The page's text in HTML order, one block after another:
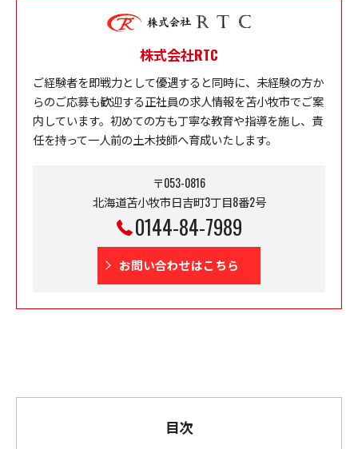
株式会社RTC
ご経験者を即戦力として優遇すると同時に、未経験の方か
らのご応募も歓迎する正社員の求人情報を苫小牧市でご案
内しています。初めての方も丁寧な教育や指導を施し、責
任を持って一人前の土木技師へ育成いたします。
〒053-0816
北海道苫小牧市日吉町3丁目8番2号
0144-84-7989
お問い合わせはこちら
目次